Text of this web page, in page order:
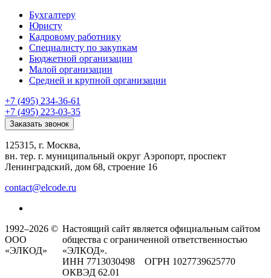
Бухгалтеру
Юристу
Кадровому работнику
Специалисту по закупкам
Бюджетной организации
Малой организации
Средней и крупной организации
+7 (495) 234-36-61
+7 (495) 223-03-35
Заказать звонок
125315, г. Москва,
вн. тер. г. муниципальный округ Аэропорт, проспект
Ленинградский, дом 68, строение 16
contact@elcode.ru
1992–2026 ©
ООО
«ЭЛКОД»
Настоящий сайт является официальным сайтом
общества с ограниченной ответственностью
«ЭЛКОД».
ИНН 7713030498 ОГРН 1027739625770
ОКВЭД 62.01